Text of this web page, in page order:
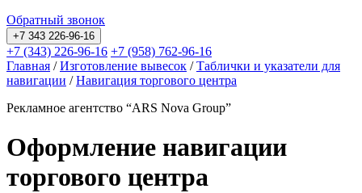
Обратный звонок
+7 343 226-96-16
+7 (343) 226-96-16 +7 (958) 762-96-16
Главная /Изготовление вывесок /Таблички и указатели для
навигации /Навигация торгового центра
Рекламное агентство “ARS Nova Group”
Оформление навигации
торгового центра